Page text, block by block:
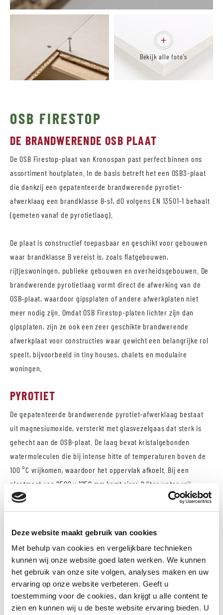
Deze website maakt gebruik van cookies
Met behulp van cookies en vergelijkbare technieken
kunnen wij onze website goed laten werken. We kunnen
het gebruik van onze site volgen, analyses maken en uw
ervaring op onze website verbeteren. Geeft u
toestemming voor de cookies, dan krijgt u alle content te
zien en kunnen wij u de beste website ervaring bieden. U
Bekijk alle foto's
OSB FIRESTOP
DE BRANDWERENDE OSB PLAAT
De OSB Firestop-plaat van Kronospan past perfect binnen ons
assortiment houtplaten. In de basis betreft het een OSB3-plaat
die dankzij een gepatenteerde brandwerende pyrotiet-
afwerklaag een brandklasse B-s1, d0 volgens EN 13501-1 behaalt
(gemeten vanaf de pyrotietlaag).
De plaat is constructief toepasbaar en geschikt voor gebouwen
waar brandklasse B vereist is, zoals flatgebouwen,
rijtjeswoningen, publieke gebouwen en overheidsgebouwen. De
brandwerende pyrotietlaag vormt direct de afwerking van de
OSB-plaat, waardoor gipsplaten of andere afwerkplaten niet
meer nodig zijn. Omdat OSB Firestop-platen lichter zijn dan
gipsplaten, zijn ze ook een zeer geschikte brandwerende
afwerkplaat voor constructies waar gewicht een belangrijke rol
speelt, bijvoorbeeld in tiny houses, chalets en modulaire
woningen.
PYROTIET
De gepatenteerde brandwerende pyrotiet-afwerklaag bestaat
uit magnesiumoxide, versterkt met glasvezelgaas dat sterk is
gehecht aan de OSB-plaat. De laag bevat kristalgebonden
watermoleculen die bij intense hitte of temperaturen boven de
100 °C vrijkomen, waardoor het oppervlak afkoelt. Bij een
plaatmaat van 2500 x 1250 mm komt circa 2 liter water vrij.
Zichtwerkplaat voor wanden en plafonds (na
afwerkingsproces)
Formaldehyde < 0,03 ppm (E1)
Gewicht 720kg m3
OSB3, PEFC100